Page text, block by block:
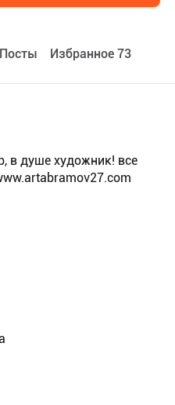
Посты Избранное 73
в душе художник! все